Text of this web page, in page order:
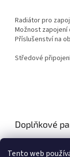
Tento web
Radiátor pro
Možnost
Příslušenství na
Středové
Doplňkové
Záruka: 2